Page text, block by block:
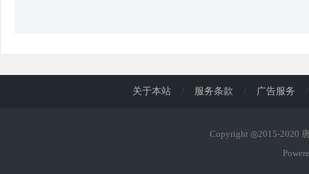
关于本站 / 服务条款 / 广告服务 /
Copyright ◎2015-2020